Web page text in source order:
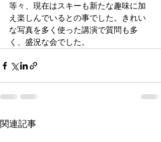
等々、現在はスキーも新たな趣味に加
え楽しんでいるとの事でした。きれい
な写真を多く使った講演で質問も多
く、盛況な会でした。
関連記事